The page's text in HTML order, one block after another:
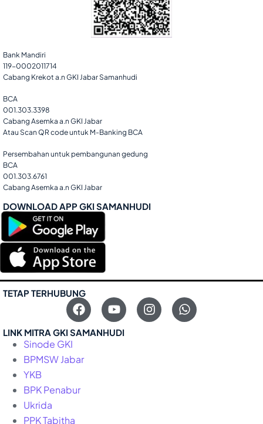
Bank Mandiri
119-0002011714
Cabang Krekot a.n GKI Jabar Samanhudi
BCA
001.303.3398
Cabang Asemka a.n GKI Jabar
Atau Scan QR code untuk M-Banking BCA
Persembahan untuk pembangunan gedung
BCA
001.303.6761
Cabang Asemka a.n GKI Jabar
DOWNLOAD APP GKI SAMANHUDI
TETAP TERHUBUNG
LINK MITRA GKI SAMANHUDI
Sinode GKI
BPMSW Jabar
YKB
BPK Penabur
Ukrida
PPK Tabitha